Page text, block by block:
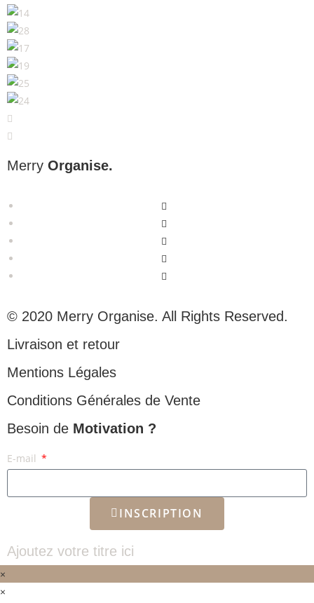
Merry Organise.
© 2020 Merry Organise. All Rights Reserved.
Livraison et retour
Mentions Légales
Conditions Générales de Vente
Besoin de Motivation ?
E-mail
INSCRIPTION
Ajoutez votre titre ici
×
×